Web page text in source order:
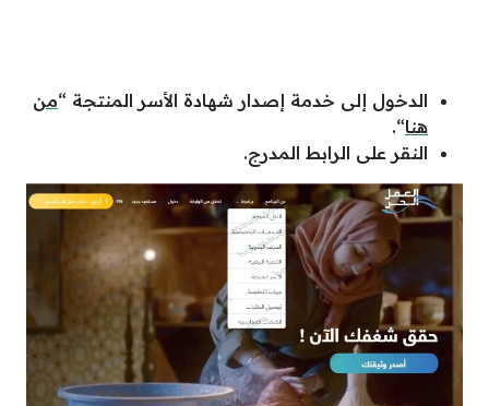
الدخول إلى خدمة إصدار شهادة الأسر المنتجة “من
هنا“.
النقر على الرابط المدرج.